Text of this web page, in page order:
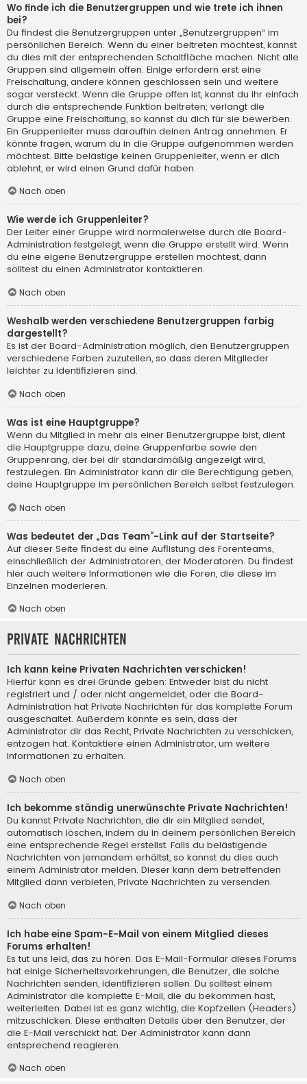
Wo finde ich die Benutzergruppen und wie trete ich ihnen
bei?
Du findest die Benutzergruppen unter „Benutzergruppen“ im
persönlichen Bereich. Wenn du einer beitreten möchtest, kannst
du dies mit der entsprechenden Schaltfläche machen. Nicht alle
Gruppen sind allgemein offen. Einige erfordern erst eine
Freischaltung, andere können geschlossen sein und weitere
sogar versteckt. Wenn die Gruppe offen ist, kannst du ihr einfach
durch die entsprechende Funktion beitreten; verlangt die
Gruppe eine Freischaltung, so kannst du dich für sie bewerben.
Ein Gruppenleiter muss daraufhin deinen Antrag annehmen. Er
könnte fragen, warum du in die Gruppe aufgenommen werden
möchtest. Bitte belästige keinen Gruppenleiter, wenn er dich
ablehnt, er wird einen Grund dafür haben.
Nach oben
Wie werde ich Gruppenleiter?
Der Leiter einer Gruppe wird normalerweise durch die Board-
Administration festgelegt, wenn die Gruppe erstellt wird. Wenn
du eine eigene Benutzergruppe erstellen möchtest, dann
solltest du einen Administrator kontaktieren.
Nach oben
Weshalb werden verschiedene Benutzergruppen farbig
dargestellt?
Es ist der Board-Administration möglich, den Benutzergruppen
verschiedene Farben zuzuteilen, so dass deren Mitglieder
leichter zu identifizieren sind.
Nach oben
Was ist eine Hauptgruppe?
Wenn du Mitglied in mehr als einer Benutzergruppe bist, dient
die Hauptgruppe dazu, deine Gruppenfarbe sowie den
Gruppenrang, der bei dir standardmäßig angezeigt wird,
festzulegen. Ein Administrator kann dir die Berechtigung geben,
deine Hauptgruppe im persönlichen Bereich selbst festzulegen.
Nach oben
Was bedeutet der „Das Team“-Link auf der Startseite?
Auf dieser Seite findest du eine Auflistung des Forenteams,
einschließlich der Administratoren, der Moderatoren. Du findest
hier auch weitere Informationen wie die Foren, die diese im
Einzelnen moderieren.
Nach oben
Private Nachrichten
Ich kann keine Privaten Nachrichten verschicken!
Hierfür kann es drei Gründe geben: Entweder bist du nicht
registriert und / oder nicht angemeldet, oder die Board-
Administration hat Private Nachrichten für das komplette Forum
ausgeschaltet. Außerdem könnte es sein, dass der
Administrator dir das Recht, Private Nachrichten zu verschicken,
entzogen hat. Kontaktiere einen Administrator, um weitere
Informationen zu erhalten.
Nach oben
Ich bekomme ständig unerwünschte Private Nachrichten!
Du kannst Private Nachrichten, die dir ein Mitglied sendet,
automatisch löschen, indem du in deinem persönlichen Bereich
eine entsprechende Regel erstellst. Falls du belästigende
Nachrichten von jemandem erhältst, so kannst du dies auch
einem Administrator melden. Dieser kann dem betreffenden
Mitglied dann verbieten, Private Nachrichten zu versenden.
Nach oben
Ich habe eine Spam-E-Mail von einem Mitglied dieses
Forums erhalten!
Es tut uns leid, das zu hören. Das E-Mail-Formular dieses Forums
hat einige Sicherheitsvorkehrungen, die Benutzer, die solche
Nachrichten senden, identifizieren sollen. Du solltest einem
Administrator die komplette E-Mail, die du bekommen hast,
weiterleiten. Dabei ist es ganz wichtig, die Kopfzeilen (Headers)
mitzuschicken. Diese enthalten Details über den Benutzer, der
die E-Mail verschickt hat. Der Administrator kann dann
entsprechend reagieren.
Nach oben